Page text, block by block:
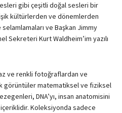
gibi çeşitli doğal sesleri bir
kültürlerden ve dönemlerden
ve Başkan Jimmy
Sekreteri Kurt Waldheim’im yazılı
ve renkli fotoğraflardan ve
görüntüler matematiksel ve fiziksel
DNA’yı, insan anatomisini
Koleksiyonda sadece